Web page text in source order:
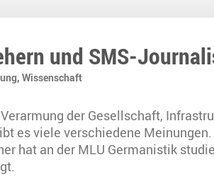
und SMS-
Wissenschaft
der Gesellschaft,
es viele verschiedene
hat an der MLU Germanistik